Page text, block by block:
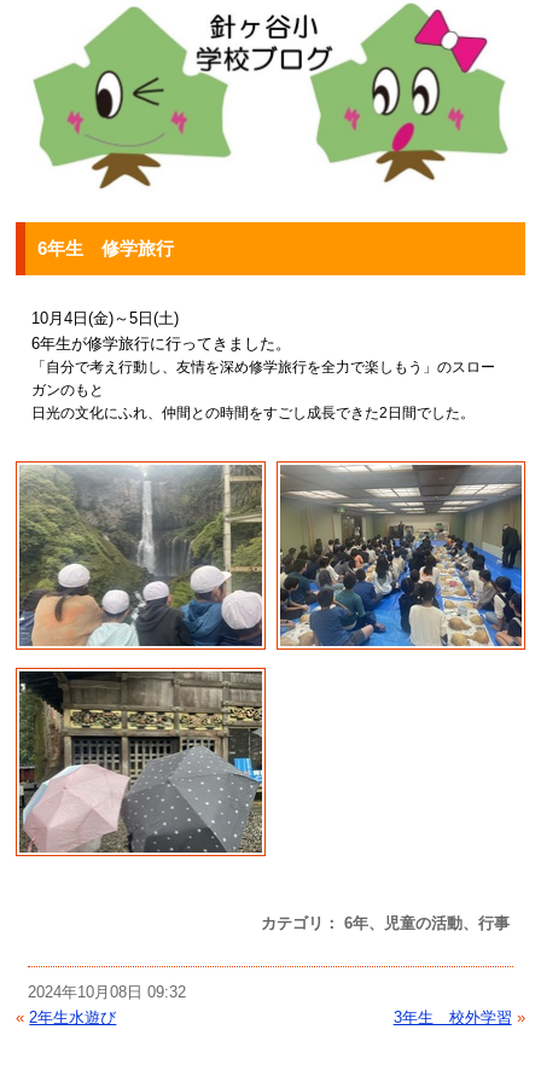
6年生 修学旅行
カテゴリ： 6年、児童の活動、行事
10月4日(金)～5日(土)
6年生が修学旅行に行ってきました。
「自分で考え行動し、友情を深め修学旅行を全力で楽しもう」のスロー
ガンのもと
日光の文化にふれ、仲間との時間をすごし成長できた2日間でした。
2024年10月08日 09:32
« 2年生水遊び 3年生 校外学習 »